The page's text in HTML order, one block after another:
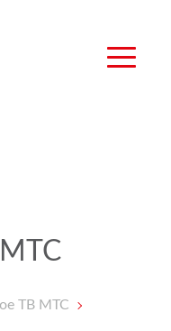
МТС
ТВ МТС